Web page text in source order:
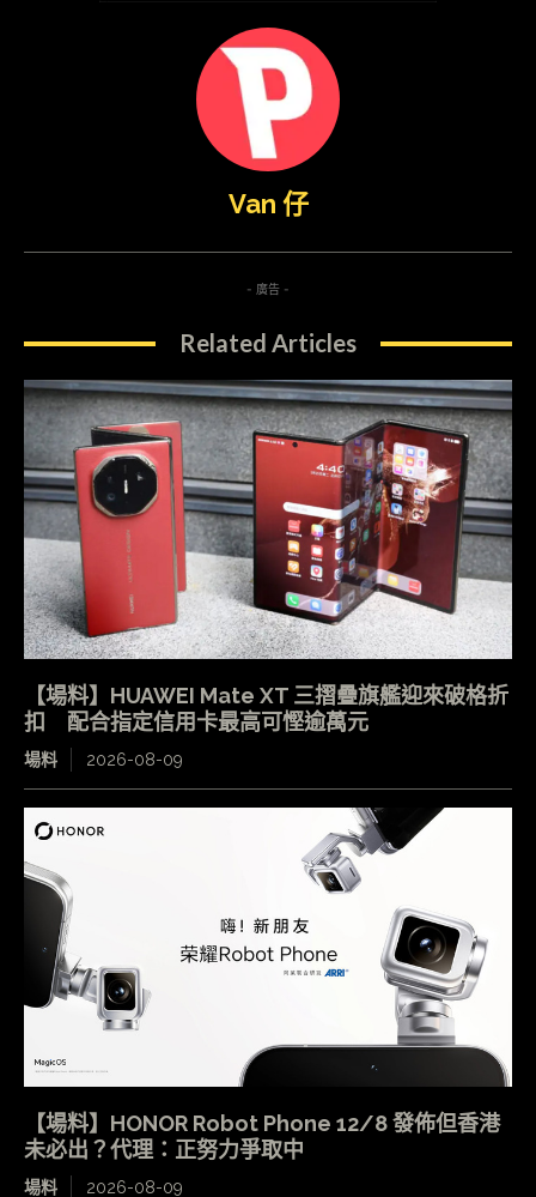
Van 仔
- 廣告 -
Related Articles
【場料】HUAWEI Mate XT 三摺疊旗艦迎來破格折
扣 配合指定信用卡最高可慳逾萬元
場料 2026-08-09
【場料】HONOR Robot Phone 12/8 發佈但香港
未必出？代理：正努力爭取中
場料 2026-08-09